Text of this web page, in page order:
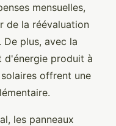
mensuelles,
de la réévaluation
plus, avec la
d'énergie produit à
offrent une
les panneaux